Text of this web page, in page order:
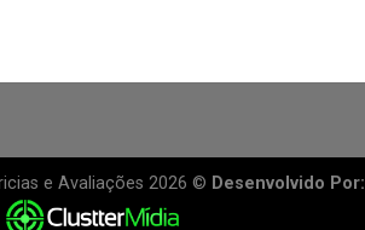
e Avaliações 2026 © Desenvolvido Por: